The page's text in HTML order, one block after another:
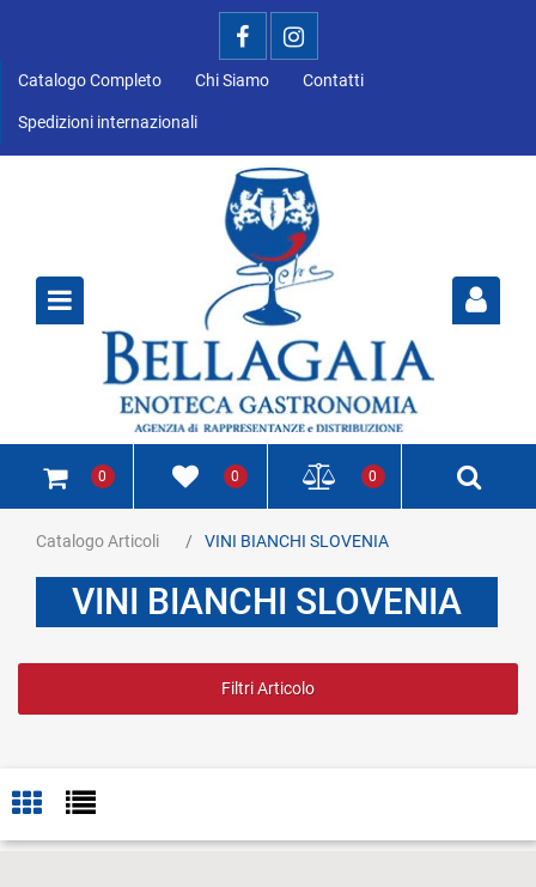
Catalogo Completo Chi Siamo Contatti
Spedizioni internazionali
0 0 0
Catalogo Articoli VINI BIANCHI SLOVENIA
VINI BIANCHI SLOVENIA
Filtri Articolo